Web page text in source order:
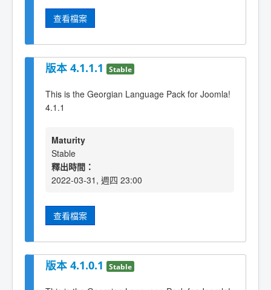
查看檔案
版本 4.1.1.1 Stable
This is the Georgian Language Pack for Joomla!
4.1.1
Maturity
Stable
釋出時間：
2022-03-31, 週四 23:00
查看檔案
版本 4.1.0.1 Stable